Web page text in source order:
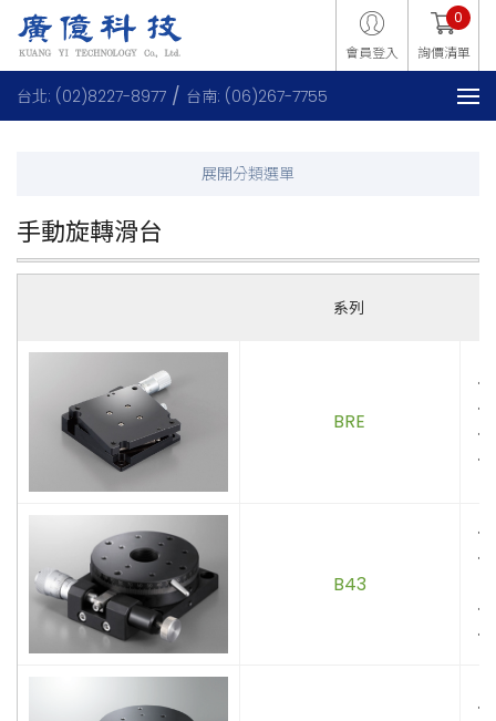
會員登入 詢價清單
0
台北: (02)8227-8977 台南: (06)267-7755
手動旋轉滑台
系列
BRE
B43